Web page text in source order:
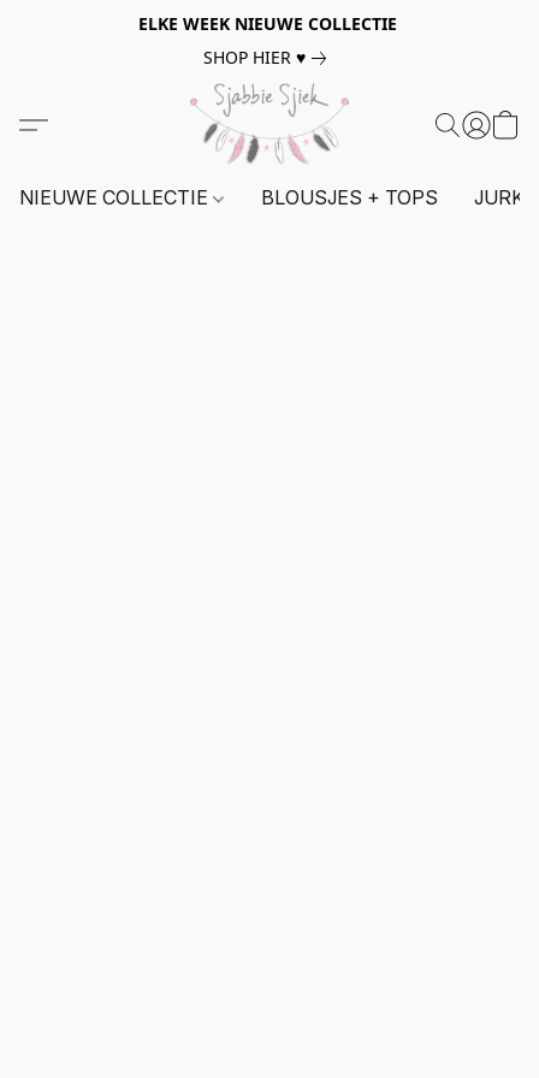
ELKE WEEK NIEUWE COLLECTIE
SHOP HIER ♥
NIEUWE COLLECTIE BLOUSJES + TOPS